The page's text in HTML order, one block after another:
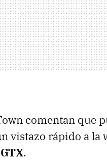
comentan que
vistazo rápido a la
.